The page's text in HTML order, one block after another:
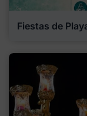
Fiestas de